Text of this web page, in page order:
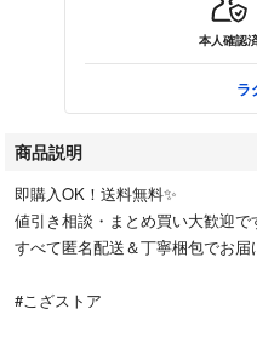
本人確認
ラ
商品説明
即購入OK！送料無料✨
値引き相談・まとめ買い大歓迎
すべて匿名配送＆丁寧梱包でお届
#こざストア